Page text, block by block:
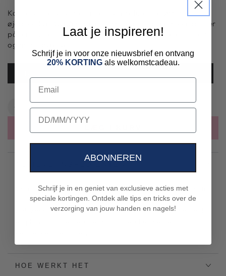
Kan anvendes overalt: ingen stærk lugt og tørrer
øjeblikkeligt. Også nem at fjerne og efterlader ikke pletter
på dine negle. Ingen UV/LED-lampe nødvendig. Sundere
og mere praktisk!
Reducer
antallet
Negle
Neon
Forøg
tallet
for
Negle
Neon
gul
Verrijkt met een flexibele filmvormer voor een perfecte
pasvorm en een duurzame verzachter voor een
zijdezacht gevoel. De verstevigende, hydraterende gel
HOE WERKT HET
Laat je inspireren!
Schrijf je in voor onze nieuwsbrief en ontvang
20% KORTINGals welkomstcadeau.
Email
birthday
ABONNEREN
Schrijf je in en geniet van exclusieve acties met
speciale kortingen. Ontdek alle tips en tricks over de
verzorging van jouw handen en nagels!